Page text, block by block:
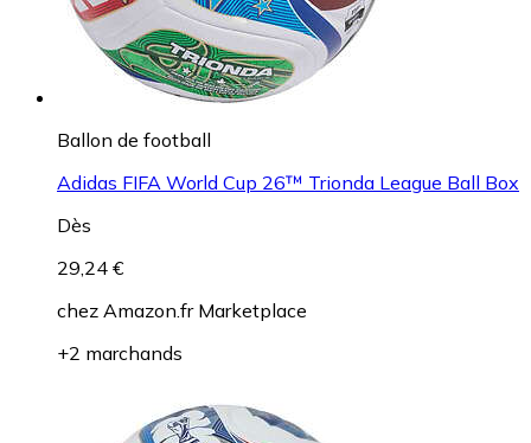
Ballon de football
Adidas FIFA World Cup 26™ Trionda League Ball Box
Dès
29,24 €
chez Amazon.fr Marketplace
+2 marchands